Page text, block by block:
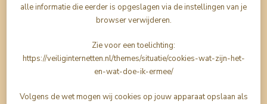
alle informatie die eerder is opgeslagen via de instellingen van je
browser verwijderen.
Zie voor een toelichting:
https://veiliginternetten.nl/themes/situatie/cookies-wat-zijn-het-
en-wat-doe-ik-ermee/
Volgens de wet mogen wij cookies op jouw apparaat opslaan als